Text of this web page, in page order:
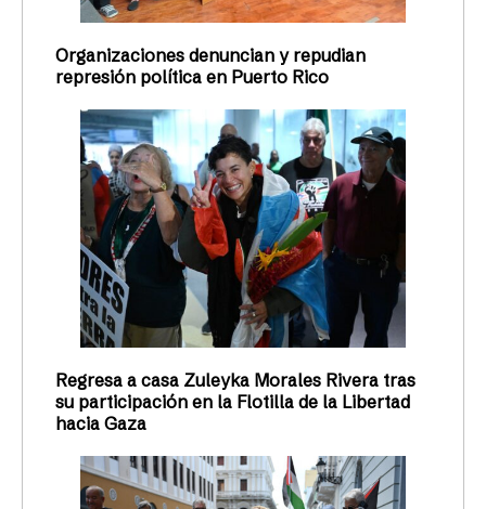
Organizaciones denuncian y repudian
represión política en Puerto Rico
Regresa a casa Zuleyka Morales Rivera tras
su participación en la Flotilla de la Libertad
hacia Gaza